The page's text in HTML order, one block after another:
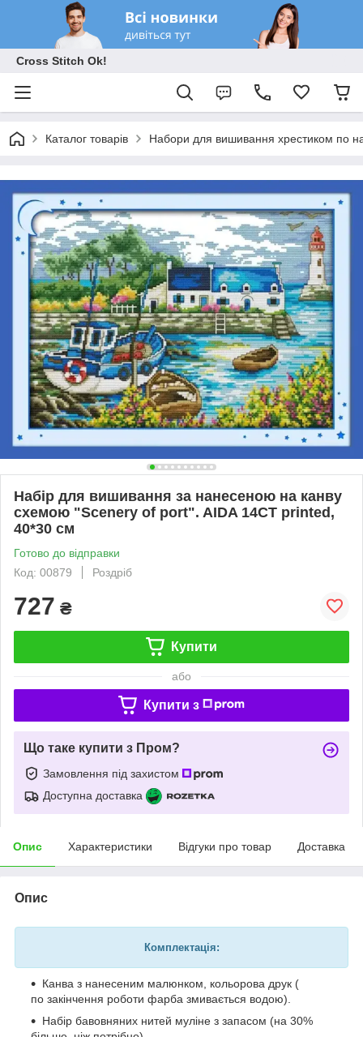
Cross Stitch Ok!
Каталог товарів Набори для вишивання хрестиком по
Набір для вишивання за нанесеною на канву
схемою "Scenery of port". AIDA 14CT printed,
40*30 см
Готово до відправки
Код: 00879
Роздріб
727 ₴
Купити
або
Купити з
Що таке купити з Пром?
Замовлення під захистом
Доступна доставка
Опис Характеристики Відгуки про товар Доставка
Опис
Комплектація:
Канва з нанесеним малюнком, кольорова друк (
по закінчення роботи фарба змивається водою).
Набір бавовняних нитей муліне з запасом (на 30%